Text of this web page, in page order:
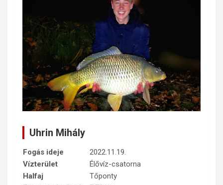
Uhrin Mihály
Fogás ideje
2022.11.19.
Vízterület
Élővíz-csatorna
Halfaj
Tőponty